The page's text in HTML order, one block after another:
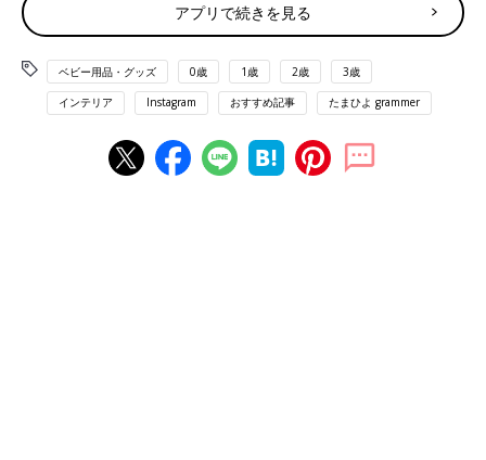
アプリで続きを見る
ベビー用品・グッズ 0歳 1歳 2歳 3歳
インテリア Instagram おすすめ記事 たまひよ grammer